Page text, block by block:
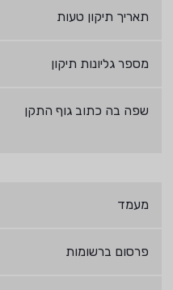
תאריך תיקון טעות
מספר גליונות תיקון
שפה בה כתוב גוף התקן
מעמד
פרסום ברשומות